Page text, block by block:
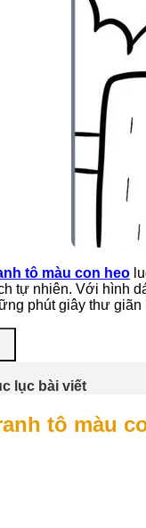
tô màu con heo
tự nhiên. Với hình
phút giây thư giãn
lục bài viết
tô màu